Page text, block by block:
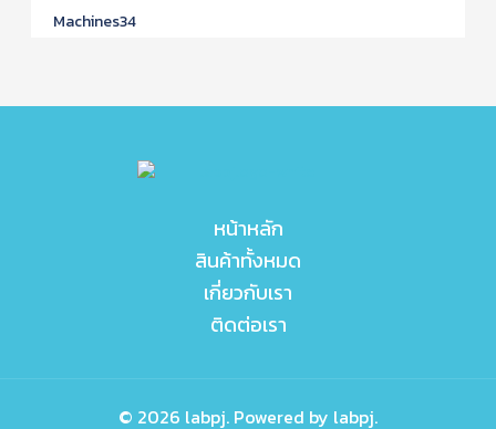
Machines34
หน้าหลัก
สินค้าทั้งหมด
เกี่ยวกับเรา
ติดต่อเรา
© 2026 labpj. Powered by labpj.